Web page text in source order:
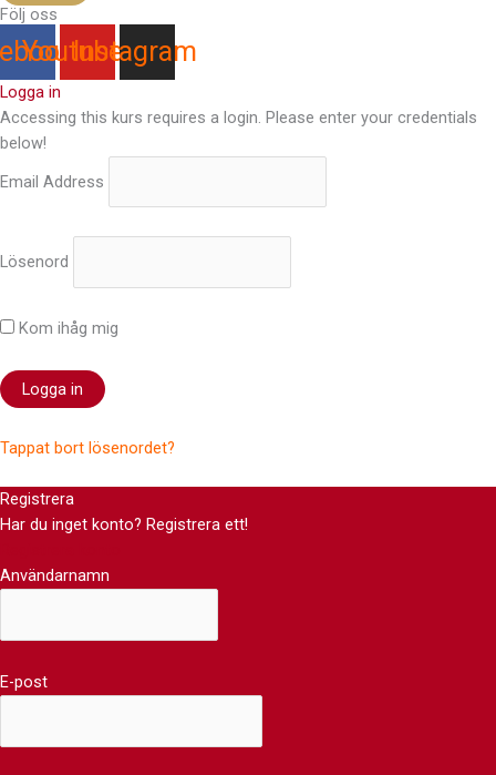
Följ oss
YoutubeInstagram
Logga in
Accessing this kurs requires a login. Please enter your credentials
below!
Email Address
Lösenord
Kom ihåg mig
Tappat bort lösenordet?
Registrera
Har du inget konto? Registrera ett!
Användarnamn
E-post